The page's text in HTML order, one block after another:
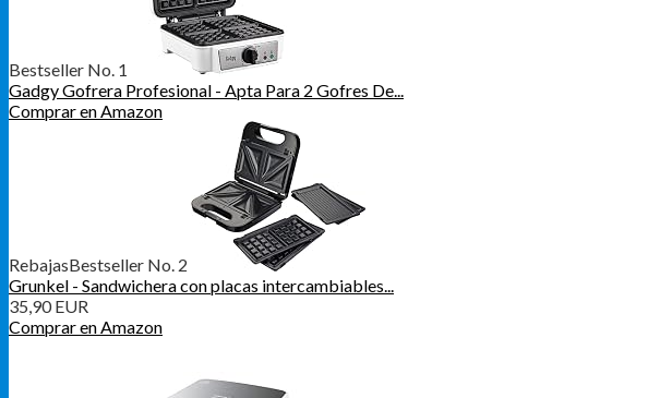
Bestseller No. 1
Gadgy Gofrera Profesional - Apta Para 2 Gofres De...
Comprar en Amazon
RebajasBestseller No. 2
Grunkel - Sandwichera con placas intercambiables...
35,90 EUR
Comprar en Amazon